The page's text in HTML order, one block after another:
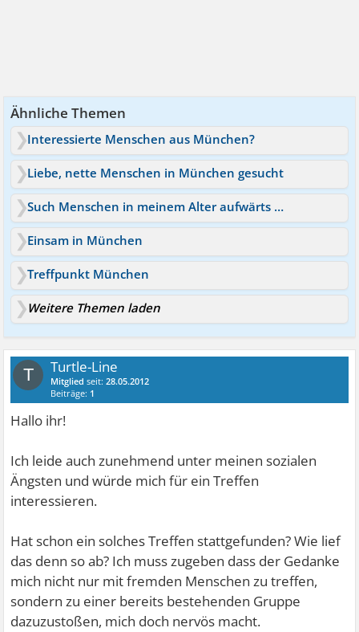
Ähnliche Themen
Interessierte Menschen aus München?
Liebe, nette Menschen in München gesucht
Such Menschen in meinem Alter aufwärts aus München
Einsam in München
Treffpunkt München
Weitere Themen laden
T Turtle-Line
Mitglied seit:28.05.2012
Beiträge: 1
Hallo ihr!
Ich leide auch zunehmend unter meinen sozialen
Ängsten und würde mich für ein Treffen
interessieren.
Hat schon ein solches Treffen stattgefunden? Wie lief
das denn so ab? Ich muss zugeben dass der Gedanke
mich nicht nur mit fremden Menschen zu treffen,
sondern zu einer bereits bestehenden Gruppe
dazuzustoßen, mich doch nervös macht.